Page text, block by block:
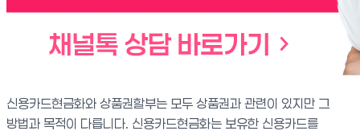
신용카드현금화와 상품권할부는 모두 상품권과 관련이 있지만 그
방법과 목적이 다릅니다. 신용카드현금화는 보유한 신용카드를